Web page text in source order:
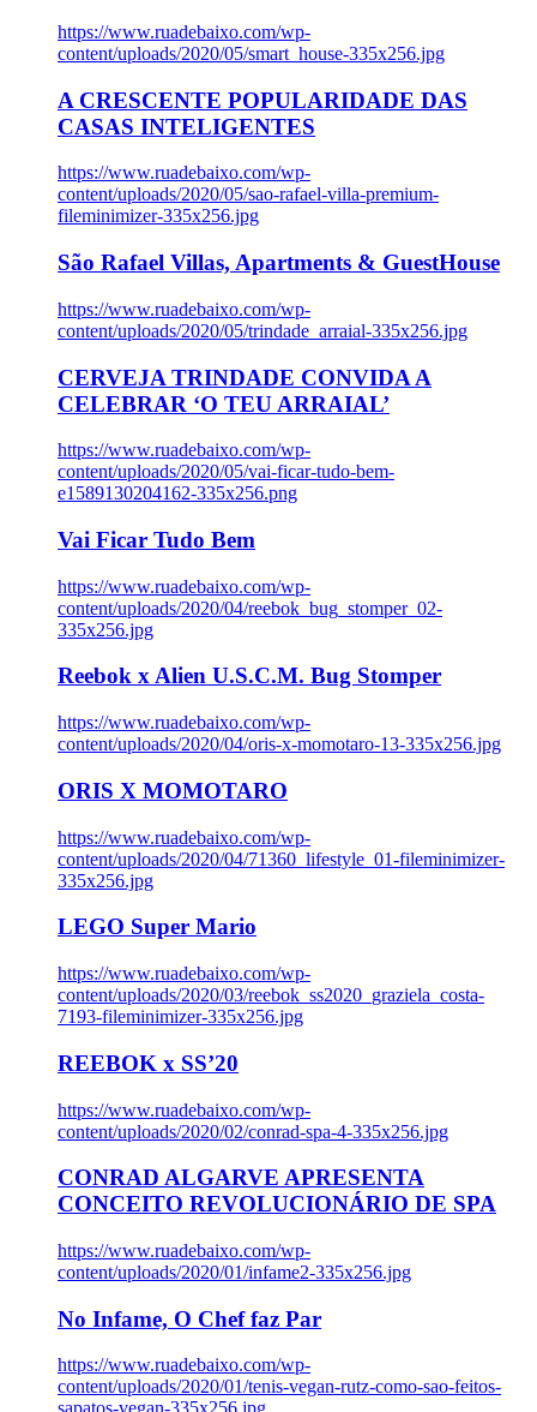
https://www.ruadebaixo.com/wp-
content/uploads/2020/05/smart_house-335x256.jpg
A CRESCENTE POPULARIDADE DAS
CASAS INTELIGENTES
https://www.ruadebaixo.com/wp-
content/uploads/2020/05/sao-rafael-villa-premium-
fileminimizer-335x256.jpg
São Rafael Villas, Apartments & GuestHouse
https://www.ruadebaixo.com/wp-
content/uploads/2020/05/trindade_arraial-335x256.jpg
CERVEJA TRINDADE CONVIDA A
CELEBRAR ‘O TEU ARRAIAL’
https://www.ruadebaixo.com/wp-
content/uploads/2020/05/vai-ficar-tudo-bem-
e1589130204162-335x256.png
Vai Ficar Tudo Bem
https://www.ruadebaixo.com/wp-
content/uploads/2020/04/reebok_bug_stomper_02-
335x256.jpg
Reebok x Alien U.S.C.M. Bug Stomper
https://www.ruadebaixo.com/wp-
content/uploads/2020/04/oris-x-momotaro-13-335x256.jpg
ORIS X MOMOTARO
https://www.ruadebaixo.com/wp-
content/uploads/2020/04/71360_lifestyle_01-fileminimizer-
335x256.jpg
LEGO Super Mario
https://www.ruadebaixo.com/wp-
content/uploads/2020/03/reebok_ss2020_graziela_costa-
7193-fileminimizer-335x256.jpg
REEBOK x SS’20
https://www.ruadebaixo.com/wp-
content/uploads/2020/02/conrad-spa-4-335x256.jpg
CONRAD ALGARVE APRESENTA
CONCEITO REVOLUCIONÁRIO DE SPA
https://www.ruadebaixo.com/wp-
content/uploads/2020/01/infame2-335x256.jpg
No Infame, O Chef faz Par
https://www.ruadebaixo.com/wp-
content/uploads/2020/01/tenis-vegan-rutz-como-sao-feitos-